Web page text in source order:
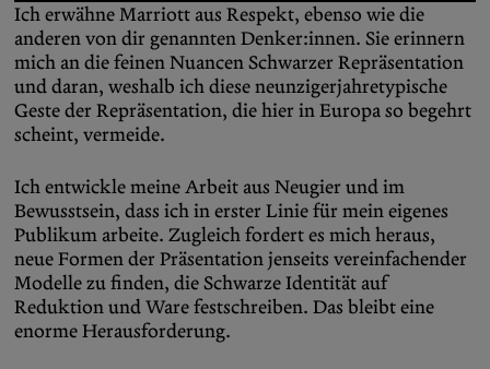
Ich erwähne Marriott aus Respekt, ebenso wie die
anderen von dir genannten Denker:innen. Sie erinnern
mich an die feinen Nuancen Schwarzer Repräsentation
und daran, weshalb ich diese neunzigerjahretypische
Geste der Repräsentation, die hier in Europa so begehrt
scheint, vermeide.
Ich entwickle meine Arbeit aus Neugier und im
Bewusstsein, dass ich in erster Linie für mein eigenes
Publikum arbeite. Zugleich fordert es mich heraus,
neue Formen der Präsentation jenseits vereinfachender
Modelle zu finden, die Schwarze Identität auf
Reduktion und Ware festschreiben. Das bleibt eine
enorme Herausforderung.